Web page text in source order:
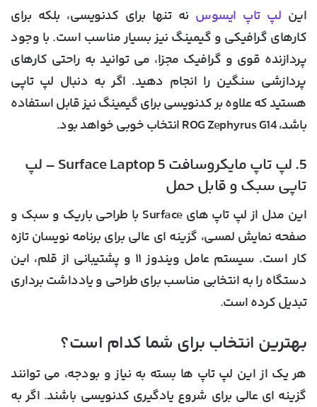
این لپ تاپ ایسوس نه تنها برای کدنویسی، بلکه برای
کارهای گرافیکی و گیمینگ نیز بسیار مناسب است. با وجود
پردازنده قوی و گرافیک مجزا، می توانید به راحتی کارهای
پردازشی سنگین را انجام دهید. اگر به دنبال لپ تاپی
هستید که علاوه بر کدنویسی برای گیمینگ نیز قابل استفاده
باشد، ROG Zephyrus G14 انتخاب خوبی خواهد بود.
5. لپ تاپ مایکروسافت Surface Laptop 5 – لپ
تاپی سبک و قابل حمل
این مدل از لپ تاپ های Surface با طراحی باریک و سبک و
صفحه نمایش لمسی، گزینه ای عالی برای برنامه نویسان تازه
کار است. سیستم عامل ویندوز ۱۱ و پشتیبانی از قلم، این
دستگاه را به انتخابی مناسب برای طراحی و یادداشت برداری
تبدیل کرده است.
بهترین انتخاب برای شما کدام است؟
هر یک از این لپ تاپ ها بسته به نیاز و بودجه، می توانند
گزینه ای عالی برای شروع یادگیری کدنویسی باشند. اگر به